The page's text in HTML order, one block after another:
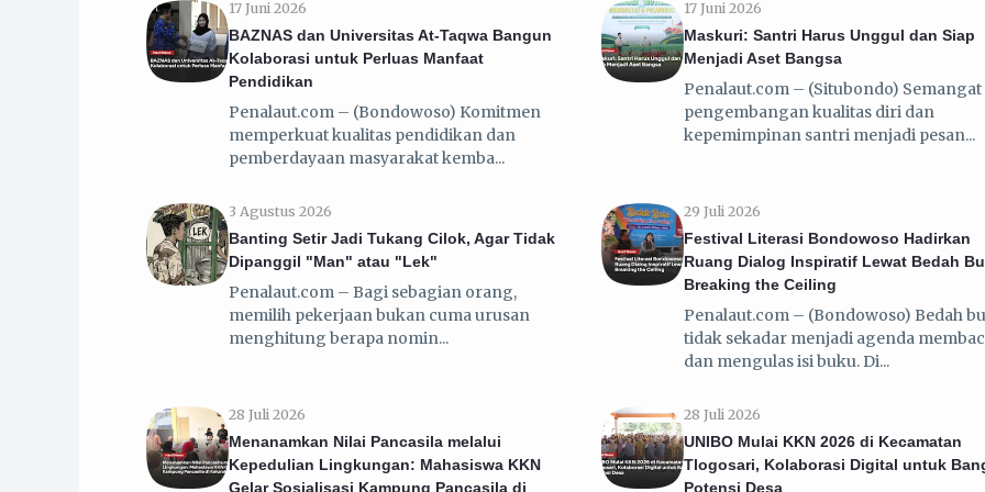
17 Juni 2026
BAZNAS dan Universitas At-Taqwa Bangun
Kolaborasi untuk Perluas Manfaat
Pendidikan
Penalaut.com – (Bondowoso) Komitmen
memperkuat kualitas pendidikan dan
pemberdayaan masyarakat kemba
17 Juni 2026
Maskuri: Santri Harus Unggul dan Siap
Menjadi Aset Bangsa
Penalaut.com – (Situbondo) Semangat
pengembangan kualitas diri dan
kepemimpinan santri menjadi pesan
3 Agustus 2026
Banting Setir Jadi Tukang Cilok, Agar Tidak
Dipanggil "Man" atau "Lek"
Penalaut.com – Bagi sebagian orang,
memilih pekerjaan bukan cuma urusan
menghitung berapa nomin
29 Juli 2026
Festival Literasi Bondowoso Hadirkan
Ruang Dialog Inspiratif Lewat Bedah
Breaking the Ceiling
Penalaut.com – (Bondowoso) Bedah
tidak sekadar menjadi agenda
dan mengulas isi buku. Di
28 Juli 2026
Menanamkan Nilai Pancasila melalui
Kepedulian Lingkungan: Mahasiswa KKN
Gelar Sosialisasi Kampung Pancasila di
28 Juli 2026
UNIBO Mulai KKN 2026 di Kecamatan
Tlogosari, Kolaborasi Digital untuk
Potensi Desa